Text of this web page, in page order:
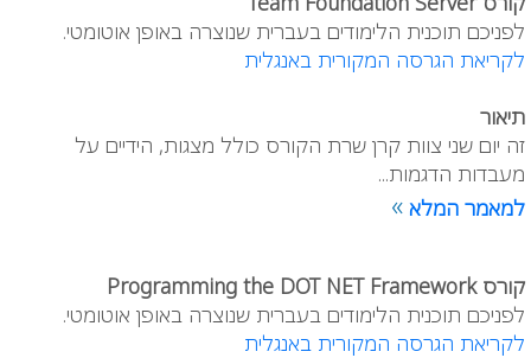
לפניכם תוכנית הלימודים בעברית שנוצרה באופן אוטומטי.
לקריאת הגרסה המקורית באנגלית
תיאור
זה יום שני צוות קרן שרת הקורס כולל מצגות, הידיים על
מעבדות הדגמות...
למאמר המלא »
קורס Programming the DOT NET Framework
לפניכם תוכנית הלימודים בעברית שנוצרה באופן אוטומטי.
לקריאת הגרסה המקורית באנגלית